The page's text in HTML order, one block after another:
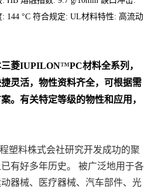
: 144 °C 符合规定: UL材料特性: 高流动
菱IUPILON™PC材料全系列 ，
灵活，物性资料齐全，可根据需
。 有关特定等级的物性和应用，
塑料株式会社研究开发成功的聚
有好多年历史。 被广泛地用于各
器械、医疗器械、汽车部件、光